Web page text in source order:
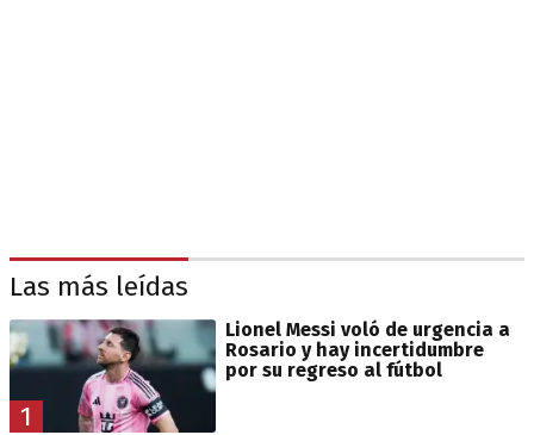
Las más leídas
1
Lionel Messi voló de urgencia a
Rosario y hay incertidumbre
por su regreso al fútbol